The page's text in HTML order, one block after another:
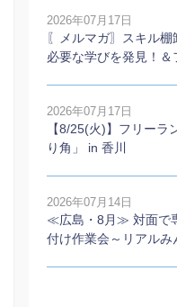
2026年07月17日
〖メルマガ〗スキル
必要な学びを発見！
2026年07月17日
【8/25(火)】フリー
り角」 in 香川
2026年07月14日
≪広島・8月≫ 対面で
付け作業会～リアルみ